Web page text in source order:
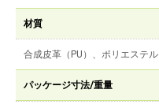
材質
合成皮革（PU）、ポリエステル
パッケージ寸法/重量